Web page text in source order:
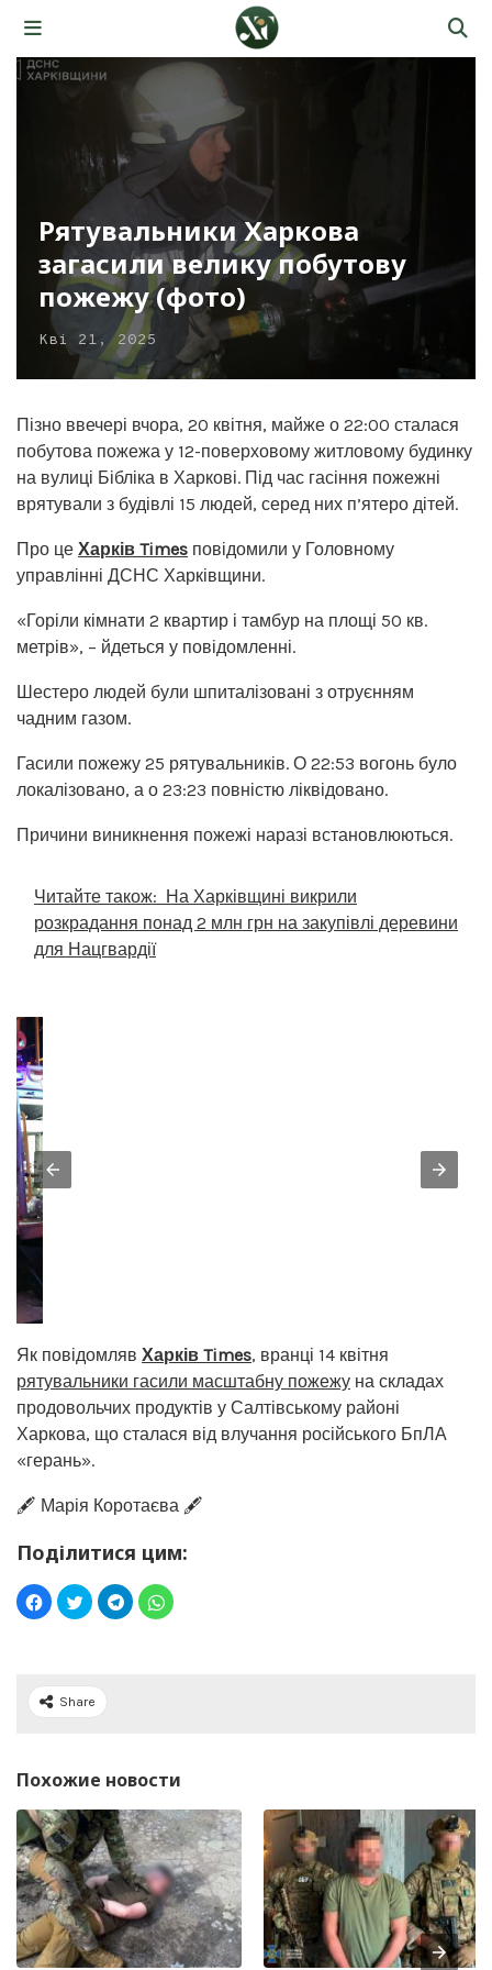
Рятувальники Харкова
загасили велику побутову
пожежу (фото)
Кві 21, 2025
Пізно ввечері вчора, 20 квітня, майже о 22:00 сталася
побутова пожежа у 12-поверховому житловому будинку
на вулиці Бібліка в Харкові. Під час гасіння пожежні
врятували з будівлі 15 людей, серед них п’ятеро дітей.
Про це Харків Times повідомили у Головному
управлінні ДСНС Харківщини.
«Горіли кімнати 2 квартир і тамбур на площі 50 кв.
метрів», – йдеться у повідомленні.
Шестеро людей були шпиталізовані з отруєнням
чадним газом.
Гасили пожежу 25 рятувальників. О 22:53 вогонь було
локалізовано, а о 23:23 повністю ліквідовано.
Причини виникнення пожежі наразі встановлюються.
Читайте також: На Харківщині викрили
розкрадання понад 2 млн грн на закупівлі деревини
для Нацгвардії
Як повідомляв Харків Times, вранці 14 квітня
рятувальники гасили масштабну пожежу на складах
продовольчих продуктів у Салтівському районі
Харкова, що сталася від влучання російського БпЛА
«герань».
🖋️ Марія Коротаєва 🖋️
Поділитися цим:
Share
Похожие новости